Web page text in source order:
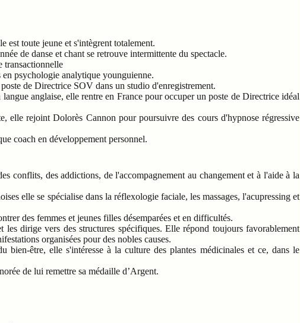
est toute jeune et s'intègrent totalement.
de danse et chant se retrouve intermittente du spectacle.
transactionnelle
psychologie analytique younguienne.
de Directrice SOV dans un studio d'enregistrement.
anglaise, elle rentre en France pour occuper un poste de Directrice idéal
elle rejoint Dolorès Cannon pour poursuivre des cours d'hypnose régressive
coach en développement personnel.
conflits, des addictions, de l'accompagnement au changement et à l'aide à la
elle se spécialise dans la réflexologie faciale, les massages, l'acupressing et
des femmes et jeunes filles désemparées et en difficultés.
les dirige vers des structures spécifiques. Elle répond toujours favorablement
organisées pour des nobles causes.
bien-être, elle s'intéresse à la culture des plantes médicinales et ce, dans le
de lui remettre sa médaille d’Argent.